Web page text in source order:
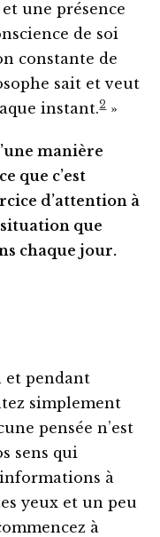
une présence
de soi
constante de
sait et veut
instant.2»
manière
que c’est
d’attention à
que
chaque jour.
et pendant
simplement
pensée n’est
sens qui
à
yeux et un peu
à